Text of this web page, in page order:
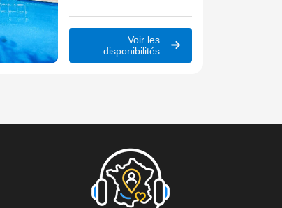
Costa Brava.
Voir les
disponibilités